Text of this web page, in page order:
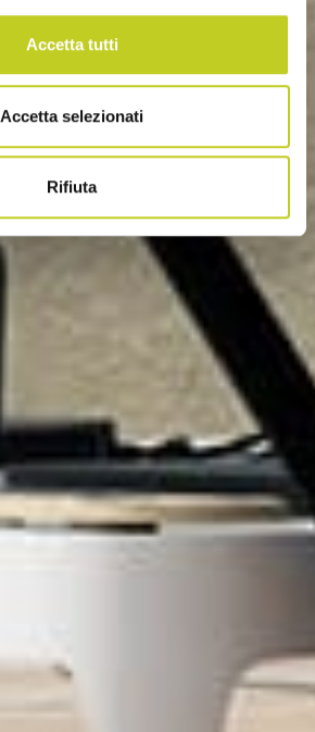
Accetta tutti
Accetta selezionati
Rifiuta